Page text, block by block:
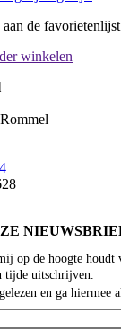
de favorietenlijst
winkelen
op de hoogte houdt
tijde uitschrijven.
gelezen en ga hiermee